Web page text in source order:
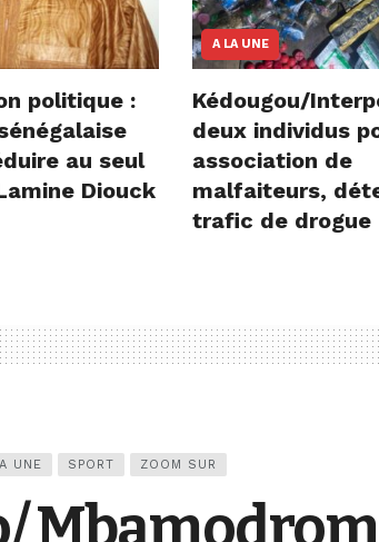
politique :
au seul
Diouck
A LA UNE
Kédougou/
deux individus
association de
malfaiteurs,
trafic de drogue
UNE SPORT ZOOM SUR